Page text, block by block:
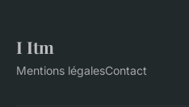
I Itm
Mentions légalesContact